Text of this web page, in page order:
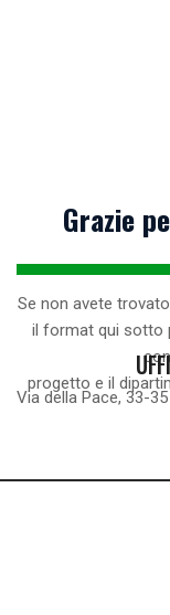
Grazie
Se non avete
il format qui sotto
progetto e il
Via della Pace, 33-